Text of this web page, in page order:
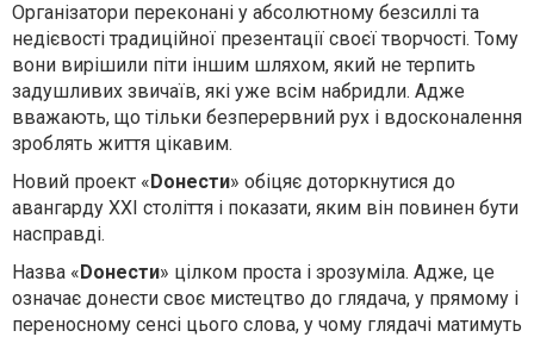
Організатори переконані у абсолютному безсиллі та
недієвості традиційної презентації своєї творчості. Тому
вони вирішили піти іншим шляхом, який не терпить
задушливих звичаїв, які уже всім набридли. Адже
вважають, що тільки безперервний рух і вдосконалення
зроблять життя цікавим.
Новий проект «Doнести» обіцяє доторкнутися до
авангарду ХХІ століття і показати, яким він повинен бути
насправді.
Назва «Doнести» цілком проста і зрозуміла. Адже, це
означає донести своє мистецтво до глядача, у прямому і
переносному сенсі цього слова, у чому глядачі матимуть